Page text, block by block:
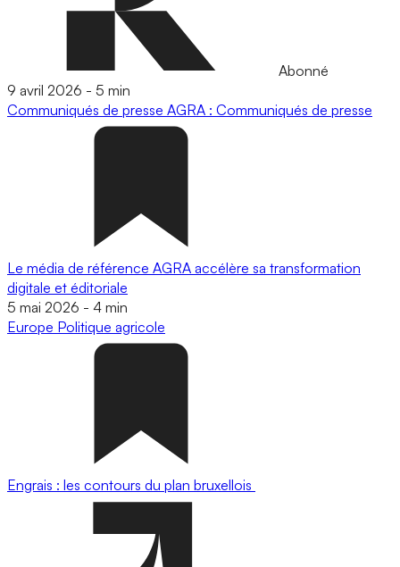
Abonné
9 avril 2026 - 5 min
Communiqués de presse AGRA : Communiqués de presse
Le média de référence AGRA accélère sa transformation
digitale et éditoriale
5 mai 2026 - 4 min
Europe Politique agricole
Engrais : les contours du plan bruxellois